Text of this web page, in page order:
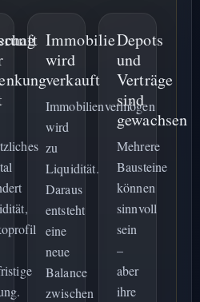
Immobilie
wird
verkauft
Immobilienvermögen
wird
zu
Liquidität.
Daraus
entsteht
eine
neue
Balance
zwischen
Depots
und
Verträge
sind
gewachsen
Mehrere
Bausteine
können
sinnvoll
sein
–
aber
ihre